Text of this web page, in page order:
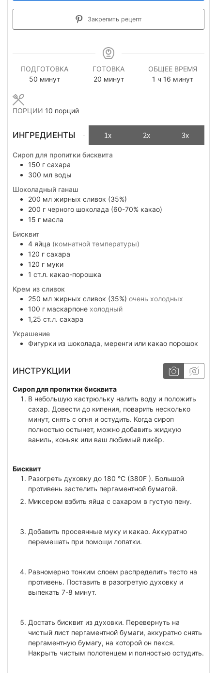
Закрепить рецепт
ПОДГОТОВКА
50 минуты
минут
ГОТОВКА
20минуты
минут
ОБЩЕЕ ВРЕМЯ
1 час
ч 16минуты
минут
ПОРЦИИ 10 порций
ИНГРЕДИЕНТЫ 1x 2x 3x
Сироп для пропитки бисквита
150 г сахара
300 мл воды
Шоколадный ганаш
200 мл жирных сливок (35%)
200 г черного шоколада (60-70% какао)
15 г масла
Бисквит
4 яйца (комнатной температуры)
120 г сахара
120 г муки
1 ст.л. какао-порошка
Крем из сливок
250 мл жирных сливок (35%) очень холодных
100 г маскарпоне холодный
1,25 ст.л. сахара
Украшение
Фигурки из шоколада, меренги или какао порошок
ИНСТРУКЦИИ
Сироп для пропитки бисквита
В небольшую кастрюльку налить воду и положить
сахар. Довести до кипения, поварить несколько
минут, снять с огня и остудить. Когда сироп
полностью остынет, можно добавить жидкую
ваниль, коньяк или ваш любимый ликёр.
Бисквит
Разогреть духовку до 180 °C (380F ). Большой
противень застелить пергаментной бумагой.
Миксером взбить яйца с сахаром в густую пену.
Добавить просеянные муку и какао. Аккуратно
перемешать при помощи лопатки.
Равномерно тонким слоем распределить тесто на
противень. Поставить в разогретую духовку и
выпекать 7-8 минут.
Достать бисквит из духовки. Перевернуть на
чистый лист пергаментной бумаги, аккуратно снять
пергаментную бумагу, на которой он пекся.
Накрыть чистым полотенцем и полностью остудить.